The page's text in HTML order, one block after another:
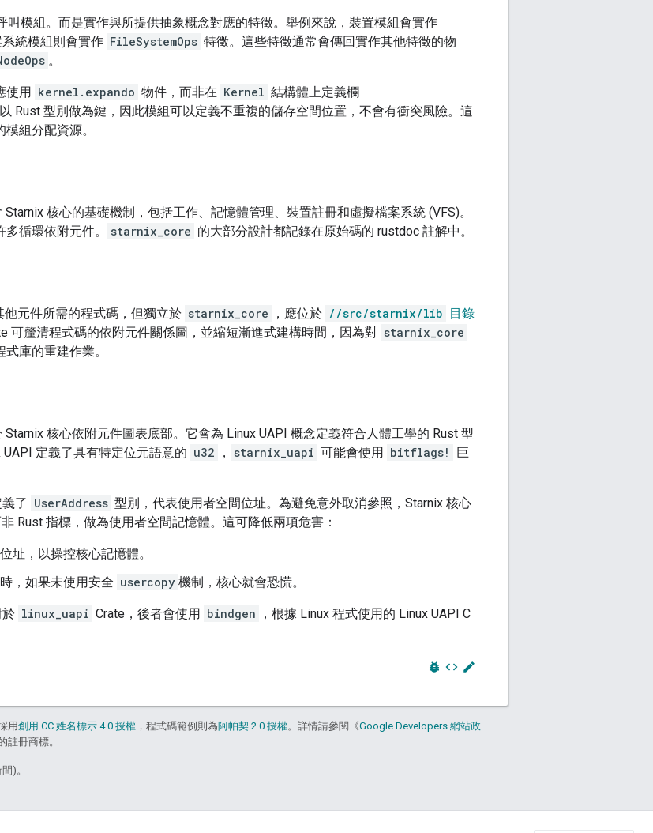
叫模組。而是實作與所提供抽象概念對應的特徵。舉例來說，裝置模組會實作
統模組則會實作 FileSystemOps 特徵。這些特徵通常會傳回實作其他特徵的物
。
使用 kernel.expando 物件，而非在 Kernel 結構體上定義欄
Rust 型別做為鍵，因此模組可以定義不重複的儲存空間位置，不會有衝突風險。這
組分配資源。
Starnix 核心的基礎機制，包括工作、記憶體管理、裝置註冊和虛擬檔案系統 (VFS)。
循環依附元件。
starnix_core 的大部分設計都記錄在原始碼的 rustdoc 註解中。
他元件所需的程式碼，但獨立於 starnix_core ，應位於 //src/starnix/lib 目錄
可釐清程式碼的依附元件關係圖，並縮短漸進式建構時間，因為對 starnix_core
庫的重建作業。
Starnix 核心依附元件圖表底部。它會為 Linux UAPI 概念定義符合人體工學的 Rust 型
定義了具有特定位元語意的 u32 ， starnix_uapi 可能會使用 bitflags!
巨
了 UserAddress 型別，代表使用者空間位址。為避免意外取消參照，Starnix 核心
非 Rust 指標，做為使用者空間記憶體。這可降低兩項危害：
址，以操控核心記憶體。
，如果未使用安全 usercopy 機制，核心就會恐慌。
於 linux_uapi Crate，後者會使用 bindgen
，根據 Linux 程式使用的 Linux UAPI C
bug_report code edit
用創用 CC 姓名標示 4.0 授權 ，程式碼範例則為阿帕契 2.0 授權。詳情請參閱《Google Developers 網站政
註冊商標。
)。